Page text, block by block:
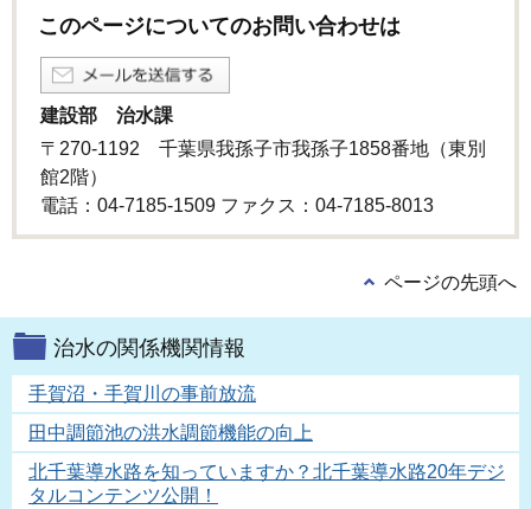
このページについてのお問い合わせは
建設部 治水課
〒270-1192 千葉県我孫子市我孫子1858番地（東別
館2階）
電話：04-7185-1509 ファクス：04-7185-8013
ページの先頭へ
治水の関係機関情報
手賀沼・手賀川の事前放流
田中調節池の洪水調節機能の向上
北千葉導水路を知っていますか？北千葉導水路20年デジ
タルコンテンツ公開！